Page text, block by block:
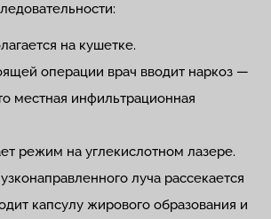
на кушетке.
операции врач вводит наркоз —
местная инфильтрационная
режим на углекислотном лазере.
луча рассекается
капсулу жирового образования и